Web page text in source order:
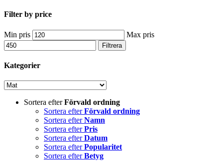
Filter by price
Min pris Max pris
Filtrera
Kategorier
Sortera efterFörvald ordning
Sortera efterFörvald ordning
Sortera efterNamn
Sortera efterPris
Sortera efterDatum
Sortera efterPopularitet
Sortera efterBetyg